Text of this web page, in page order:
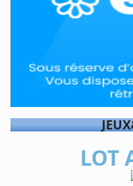
LOT